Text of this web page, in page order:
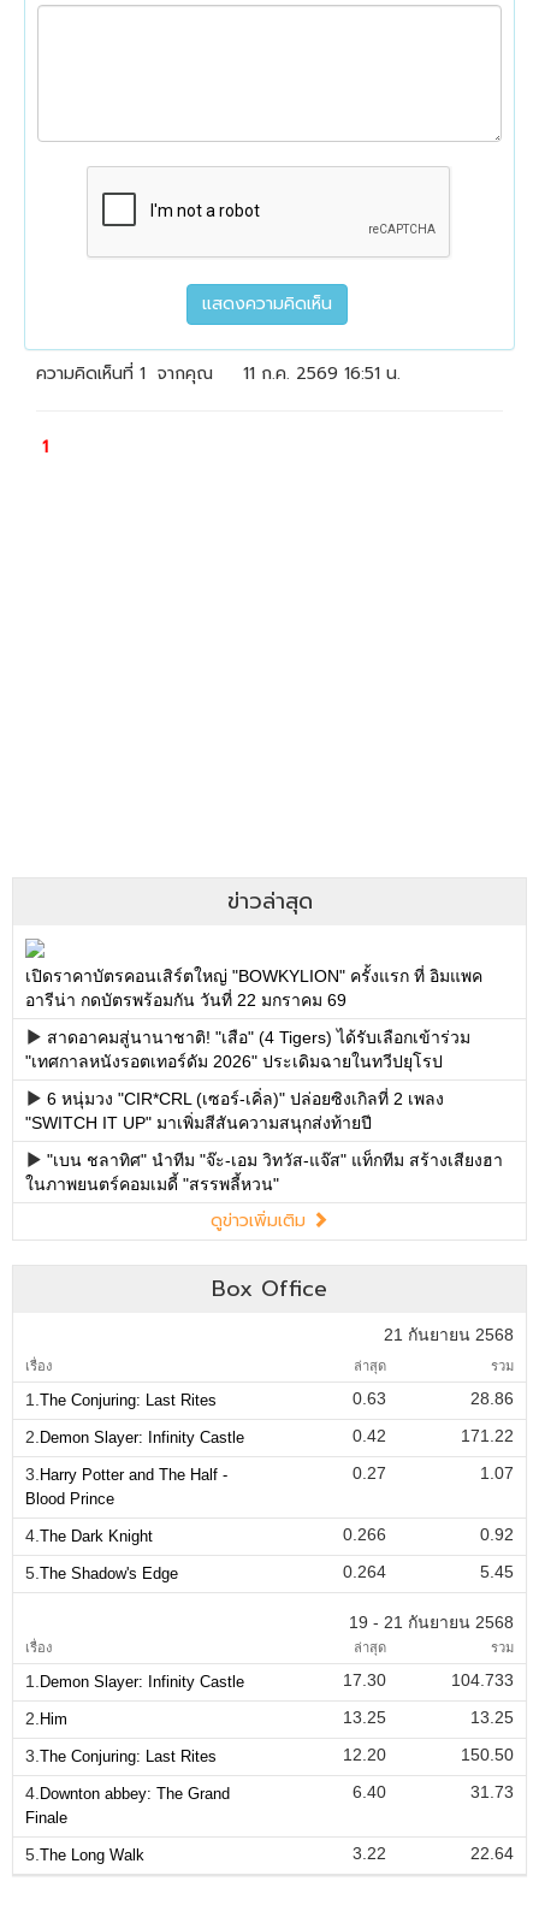
ข่าวล่าสุด
เปิดราคาบัตรคอนเสิร์ตใหญ่ "BOWKYLION" ครั้งแรก ที่ อิมแพค
อารีน่า กดบัตรพร้อมกัน วันที่ 22 มกราคม 69
สาดอาคมสู่นานาชาติ! "เสือ" (4 Tigers) ได้รับเลือกเข้าร่วม
"เทศกาลหนังรอตเทอร์ดัม 2026" ประเดิมฉายในทวีปยุโรป
6 หนุ่มวง "CIR*CRL (เซอร์-เคิ่ล)" ปล่อยซิงเกิลที่ 2 เพลง
"SWITCH IT UP" มาเพิ่มสีสันความสนุกส่งท้ายปี
"เบน ชลาทิศ" นำทีม "จ๊ะ-เอม วิทวัส-แจ๊ส" แท็กทีม สร้างเสียงฮา
ในภาพยนตร์คอมเมดี้ "สรรพลี้หวน"
ดูข่าวเพิ่มเติม
Box Office
21 กันยายน 2568
เรื่อง ล่าสุด รวม
1. The Conjuring: Last Rites 0.63
28.86
2. Demon Slayer: Infinity Castle 0.42
171.22
3. Harry Potter and The Half -
Blood Prince
0.27 1.07
4. The Dark Knight 0.266
0.92
5. The Shadow's Edge 0.264 5.45
19 - 21 กันยายน 2568
เรื่อง ล่าสุด รวม
1. Demon Slayer: Infinity Castle 17.30
104.733
2. Him 13.25
13.25
3. The Conjuring: Last Rites 12.20
150.50
4. Downton abbey: The Grand
Finale
6.40 31.73
5. The Long Walk 3.22 22.64